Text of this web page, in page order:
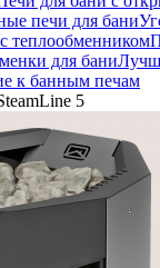
печи для бани
теплообменником
для бани
к банным печам
5